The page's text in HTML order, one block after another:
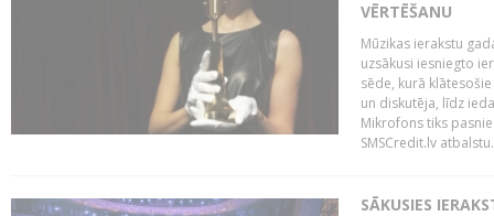
VĒRTĒŠANU
Mūzikas ierakstu
uzsākusi iesniegto
sēde, kurā
un diskutēja, līdz
Mikrofons tiks
SMSCredit.lv
SĀKUSIES